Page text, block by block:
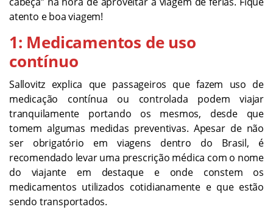
atento e boa viagem!
1: Medicamentos de uso
contínuo
Sallovitz explica que passageiros que fazem uso de
medicação contínua ou controlada podem viajar
tranquilamente portando os mesmos, desde que
tomem algumas medidas preventivas. Apesar de não
ser obrigatório em viagens dentro do Brasil, é
recomendado levar uma prescrição médica com o nome
do viajante em destaque e onde constem os
medicamentos utilizados cotidianamente e que estão
sendo transportados.